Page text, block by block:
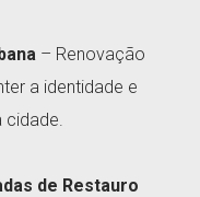
– Renovação
a identidade e
de Restauro